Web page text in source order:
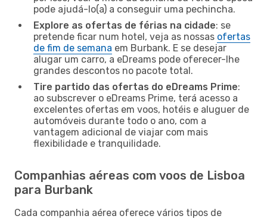
pode ajudá-lo(a) a conseguir uma pechincha.
Explore as ofertas de férias na cidade: se
pretende ficar num hotel, veja as nossas ofertas
de fim de semana em Burbank. E se desejar
alugar um carro, a eDreams pode oferecer-lhe
grandes descontos no pacote total.
Tire partido das ofertas do eDreams Prime:
ao subscrever o eDreams Prime, terá acesso a
excelentes ofertas em voos, hotéis e aluguer de
automóveis durante todo o ano, com a
vantagem adicional de viajar com mais
flexibilidade e tranquilidade.
Companhias aéreas com voos de Lisboa
para Burbank
Cada companhia aérea oferece vários tipos de